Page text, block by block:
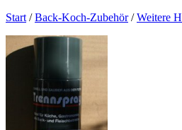
Start /Back-Koch-Zubehör/Weitere